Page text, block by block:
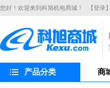
您好！欢迎来到科旭机电商城！ 【登录】
产品分类 商